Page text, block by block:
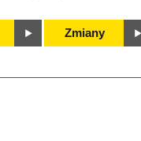
Zmiany